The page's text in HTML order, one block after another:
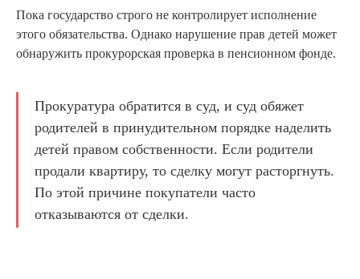
Пока государство строго не контролирует исполнение
этого обязательства. Однако нарушение прав детей может
обнаружить прокурорская проверка в пенсионном фонде.
Прокуратура обратится в суд, и суд обяжет
родителей в принудительном порядке наделить
детей правом собственности. Если родители
продали квартиру, то сделку могут расторгнуть.
По этой причине покупатели часто
отказываются от сделки.